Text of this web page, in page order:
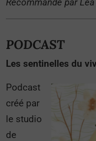
PODCAST
Les sentinelles du
Podcast
créé par
le studio
de